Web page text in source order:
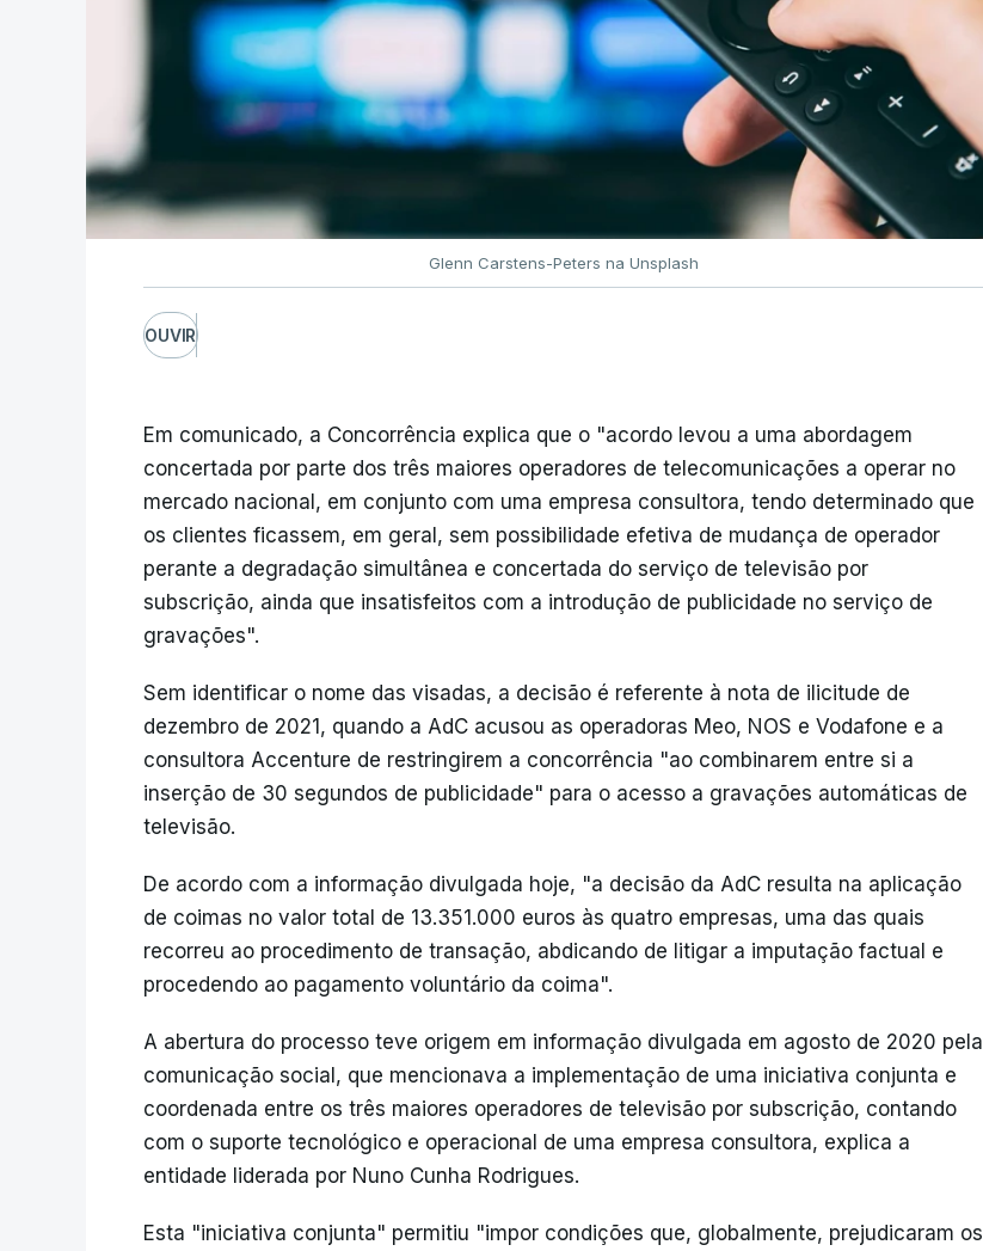
Glenn Carstens-Peters na Unsplash
OUVIR
Em comunicado, a Concorrência explica que o "acordo levou a uma abordagem
concertada por parte dos três maiores operadores de telecomunicações a operar no
mercado nacional, em conjunto com uma empresa consultora, tendo determinado que
os clientes ficassem, em geral, sem possibilidade efetiva de mudança de operador
perante a degradação simultânea e concertada do serviço de televisão por
subscrição, ainda que insatisfeitos com a introdução de publicidade no serviço de
gravações".
Sem identificar o nome das visadas, a decisão é referente à nota de ilicitude de
dezembro de 2021, quando a AdC acusou as operadoras Meo, NOS e Vodafone e a
consultora Accenture de restringirem a concorrência "ao combinarem entre si a
inserção de 30 segundos de publicidade" para o acesso a gravações automáticas de
televisão.
De acordo com a informação divulgada hoje, "a decisão da AdC resulta na aplicação
de coimas no valor total de 13.351.000 euros às quatro empresas, uma das quais
recorreu ao procedimento de transação, abdicando de litigar a imputação factual e
procedendo ao pagamento voluntário da coima".
A abertura do processo teve origem em informação divulgada em agosto de 2020 pela
comunicação social, que mencionava a implementação de uma iniciativa conjunta e
coordenada entre os três maiores operadores de televisão por subscrição, contando
com o suporte tecnológico e operacional de uma empresa consultora, explica a
entidade liderada por Nuno Cunha Rodrigues.
Esta "iniciativa conjunta" permitiu "impor condições que, globalmente, prejudicaram os